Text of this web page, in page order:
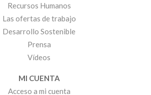
Recursos Humanos
Las ofertas de trabajo
Desarrollo Sostenible
Prensa
Vídeos
MI CUENTA
Acceso a mi cuenta